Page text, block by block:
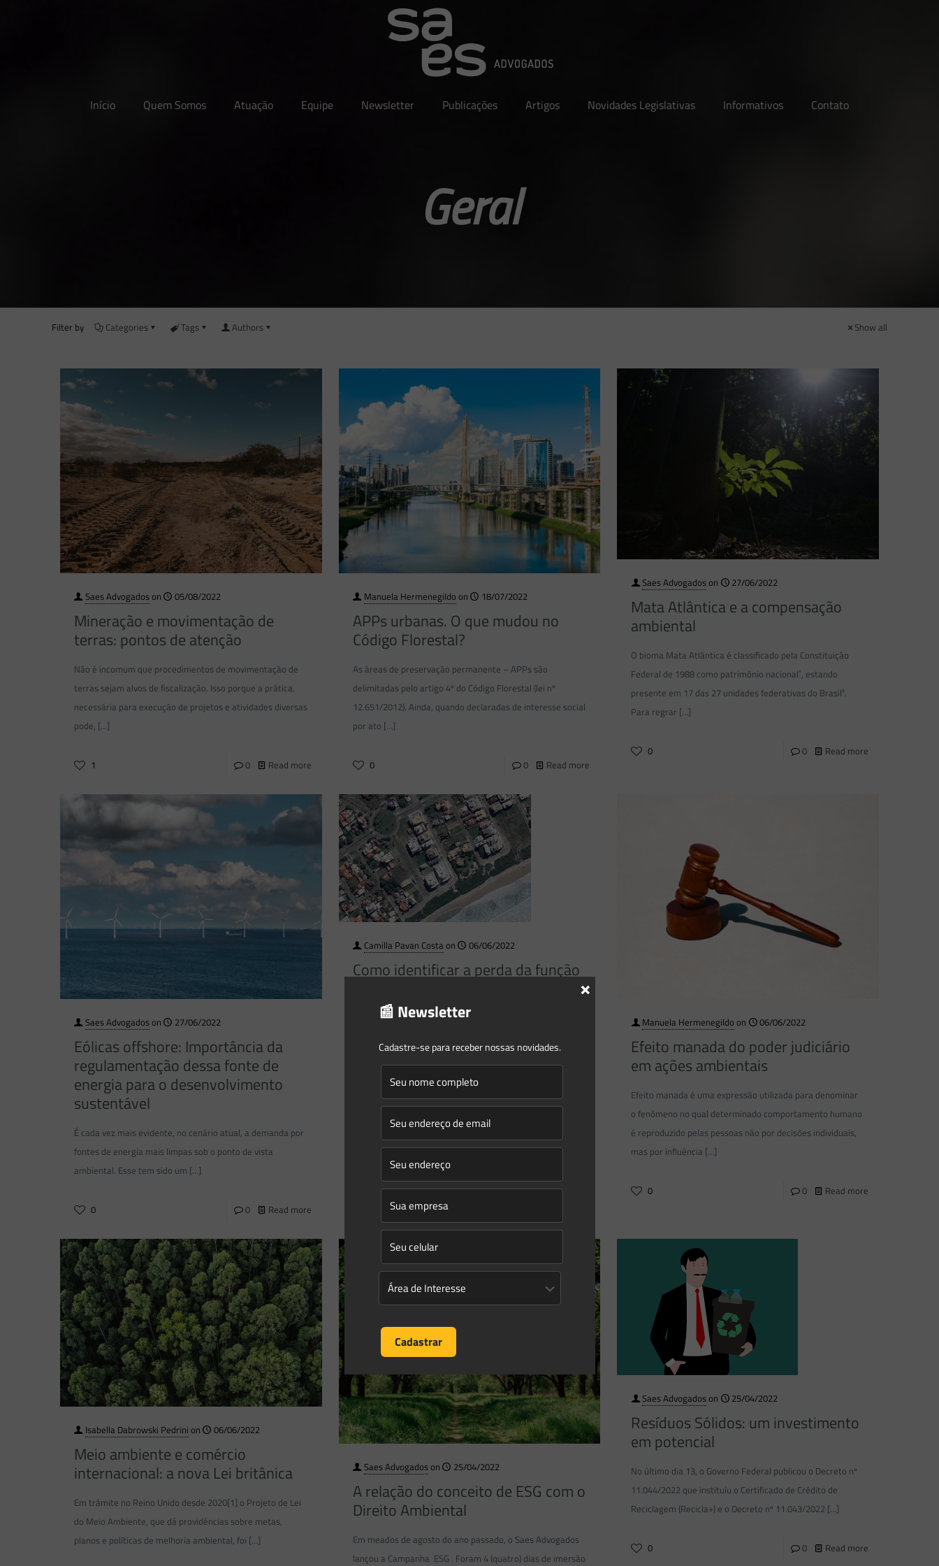
Início Quem Somos Atuação Equipe Newsletter Publicações Artigos Novidades Legislativas Informativos Contato
Geral
Filter by Categories Tags Authors Show all
Saes Advogadoson 05/08/2022
Mineração e movimentação de
terras: pontos de atenção
Não é incomum que procedimentos de movimentação de
terras sejam alvos de fiscalização. Isso porque a prática,
necessária para execução de projetos e atividades diversas
pode, […]
1 0 Read more
Manuela Hermenegildo on 18/07/2022
APPs urbanas. O que mudou no
Código Florestal?
As áreas de preservação permanente – APPs são
delimitadas pelo artigo 4º do Código Florestal (lei nº
12.651/2012). Ainda, quando declaradas de interesse social
por ato […]
0 0 Read more
Saes Advogadoson 27/06/2022
Mata Atlântica e a compensação
ambiental
O bioma Mata Atlântica é classificado pela Constituição
Federal de 1988 como patrimônio nacional¹, estando
presente em 17 das 27 unidades federativas do Brasil².
Para regrar […]
0 0 Read more
Saes Advogadoson 27/06/2022
Eólicas offshore: Importância da
regulamentação dessa fonte de
energia para o desenvolvimento
sustentável
É cada vez mais evidente, no cenário atual, a demanda por
fontes de energia mais limpas sob o ponto de vista
ambiental. Esse tem sido um […]
0 0 Read more
Camilla Pavan Costa on 06/06/2022
Como identificar a perda da função
O tema do artigo além de ser uma situação fática
Em razão disso, fez-se aqui um resgate e a
[…]
0 Read more
Manuela Hermenegildo on 06/06/2022
Efeito manada do poder judiciário
em ações ambientais
Efeito manada é uma expressão utilizada para denominar
o fenômeno no qual determinado comportamento humano
é reproduzido pelas pessoas não por decisões individuais,
mas por influência […]
0 0 Read more
Isabella Dabrowski Pedrini on 06/06/2022
Meio ambiente e comércio
internacional: a nova Lei britânica
Em trâmite no Reino Unido desde 2020[1] o Projeto de Lei
do Meio Ambiente, que dá providências sobre metas,
planos e políticas de melhoria ambiental, foi […]
Saes Advogadoson 25/04/2022
A relação do conceito de ESG com o
Direito Ambiental
Em meados de agosto do ano passado, o Saes Advogados
lançou a Campanha ESG . Foram 4 (quatro) dias de imersão
Saes Advogadoson 25/04/2022
Resíduos Sólidos: um investimento
em potencial
No último dia 13, o Governo Federal publicou o Decreto nº
11.044/2022 que instituiu o Certificado de Crédito de
Reciclagem (Recicla+) e o Decreto nº 11.043/2022 […]
0 0 Read more
📰 Newsletter
Cadastre-se para receber nossas novidades.
×